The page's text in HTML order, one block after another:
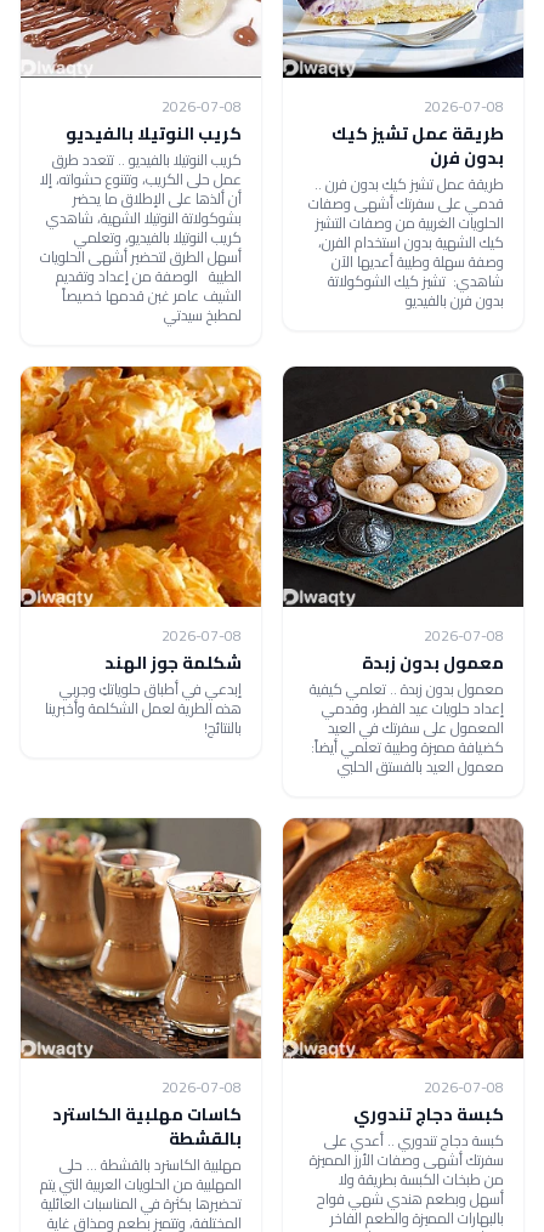
2026-07-08
طريقة عمل تشيز كيك
بدون فرن
طريقة عمل تشيز كيك بدون فرن ..
قدمي على سفرتك أشهى وصفات
الحلويات الغربية من وصفات التشيز
كيك الشهية بدون استخدام الفرن،
وصفة سهلة وطيبة أعديها الآن
شاهدي: تشيز كيك الشوكولاتة
بدون فرن بالفيديو
2026-07-08
كريب النوتيلا بالفيديو
كريب النوتيلا بالفيديو .. تتعدد طرق
عمل حلى الكريب، وتتنوع حشواته، إلا
أن ألذها على الإطلاق ما يحضر
بشوكولاتة النوتيلا الشهية، شاهدي
كريب النوتيلا بالفيديو، وتعلمي
أسهل الطرق لتحضير أشهى الحلويات
الطيبة الوصفة من إعداد وتقديم
الشيف عامر غبن قدمها خصيصاً
لمطبخ سيدتي
2026-07-08
معمول بدون زبدة
معمول بدون زبدة .. تعلمي كيفية
إعداد حلويات عيد الفطر، وقدمي
المعمول على سفرتك في العيد
كضيافة مميزة وطيبة تعلمي أيضاً:
معمول العيد بالفستق الحلبي
2026-07-08
شكلمة جوز الهند
إبدعي في أطباق حلوياتكِ وجربي
هذه الطرية لعمل الشكلمة وأخبرينا
بالنتائج!
2026-07-08
كبسة دجاج تندوري
كبسة دجاج تندوري .. أعدي على
سفرتك أشهى وصفات الأرز المميزة
من طبخات الكبسة بطريقة ولا
أسهل وبطعم هندي شهي فواح
بالبهارات المميزة والطعم الفاخر
2026-07-08
كاسات مهلبية الكاسترد
بالقشطة
مهلبية الكاسترد بالقشطة ... حلى
المهلبية من الحلويات العربية التي يتم
تحضيرها بكثرة في المناسبات العائلية
المختلفة، وتتميز بطعم ومذاق غاية